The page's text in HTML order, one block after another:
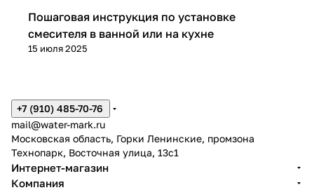
Установка и ремонт
15 июля 2025
Пошаговая инструкция по установке
смесителя в ванной или на кухне
+7 (910) 485-70-76
mail@water-mark.ru
Московская область, Горки Ленинские, промзона
Технопарк, Восточная улица, 13с1
Интернет-магазин
Компания